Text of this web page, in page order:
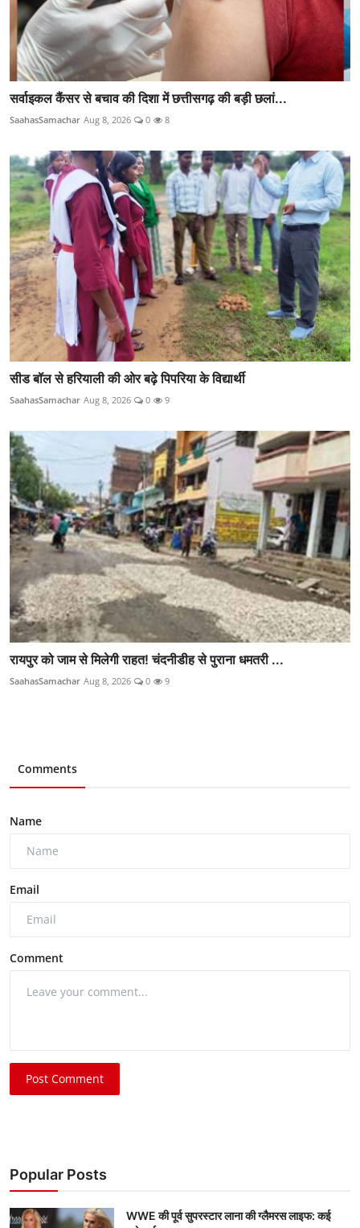
सर्वाइकल कैंसर से बचाव की दिशा में छत्तीसगढ़ की बड़ी छलां...
SaahasSamachar Aug 8, 2026 0 8
सीड बॉल से हरियाली की ओर बढ़े पिपरिया के विद्यार्थी
SaahasSamachar Aug 8, 2026 0 9
रायपुर को जाम से मिलेगी राहत! चंदनीडीह से पुराना धमतरी ...
SaahasSamachar Aug 8, 2026 0 9
Comments
Name
Email
Comment
Post Comment
Popular Posts
WWE की पूर्व सुपरस्टार लाना की ग्लैमरस लाइफ: कई